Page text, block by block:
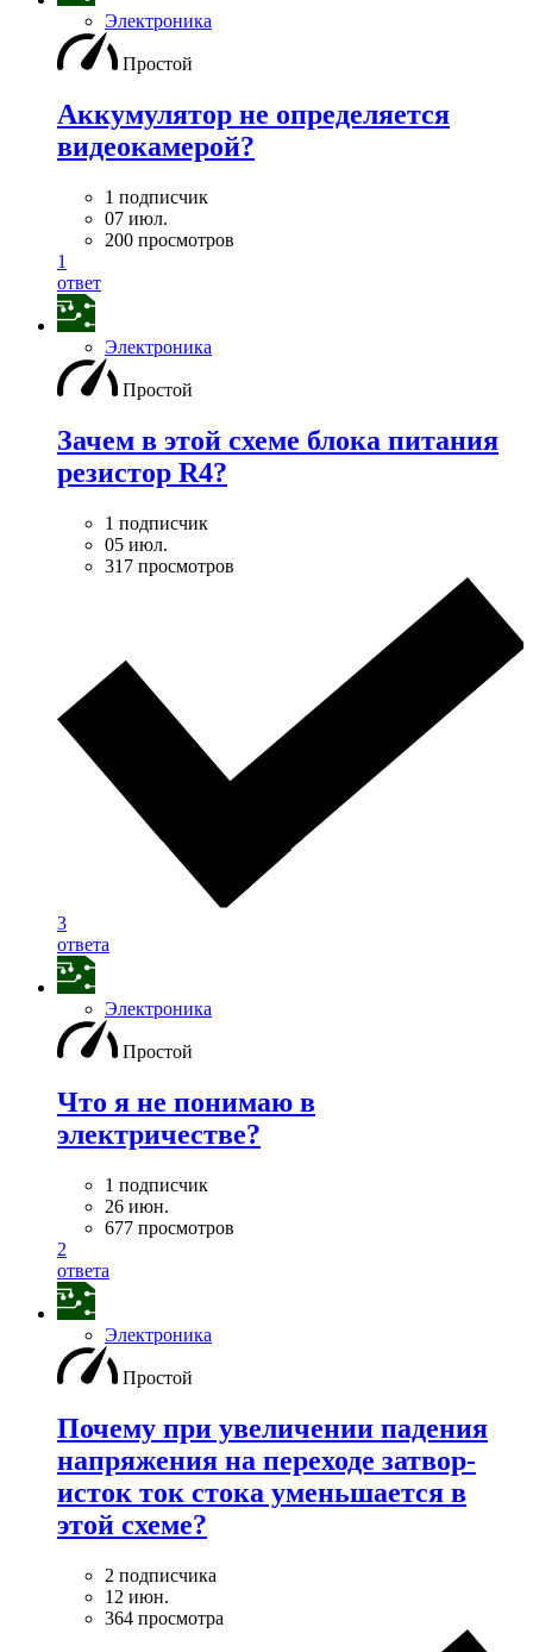
Электроника
Простой
Аккумулятор не определяется
видеокамерой?
1 подписчик
07 июл.
200 просмотров
1
ответ
Электроника
Простой
Зачем в этой схеме блока питания
резистор R4?
1 подписчик
05 июл.
317 просмотров
3
ответа
Электроника
Простой
Что я не понимаю в
электричестве?
1 подписчик
26 июн.
677 просмотров
2
ответа
Электроника
Простой
Почему при увеличении падения
напряжения на переходе затвор-
исток ток стока уменьшается в
этой схеме?
2 подписчика
12 июн.
364 просмотра